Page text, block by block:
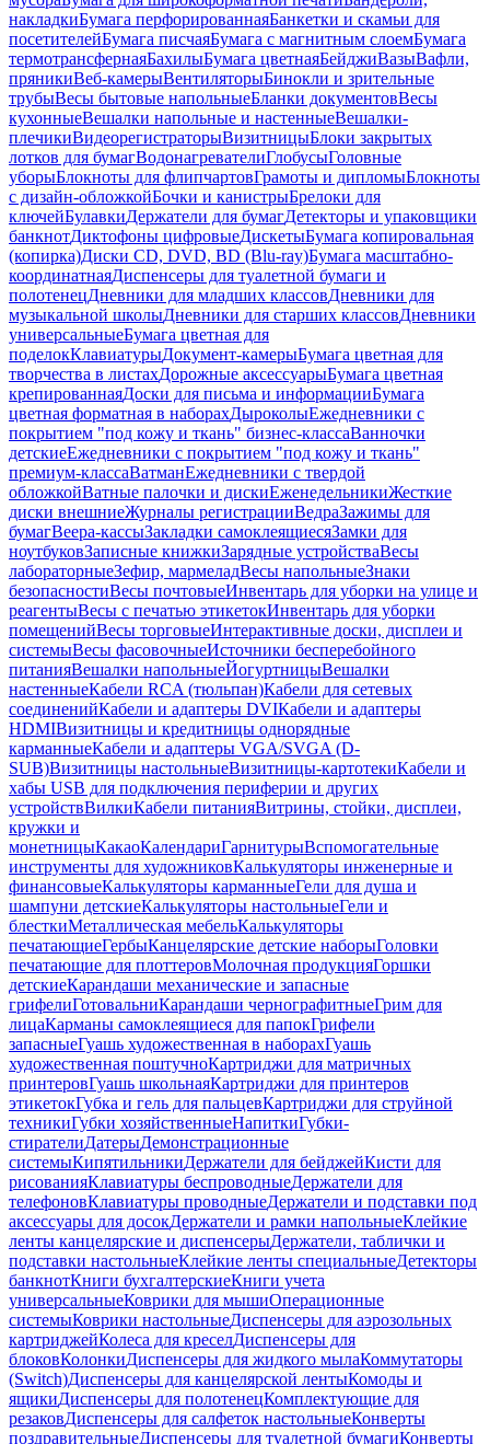
накладкиБумага перфорированнаяБанкетки и скамьи для
посетителейБумага писчаяБумага с магнитным слоемБумага
термотрансфернаяБахилыБумага цветнаяБейджиВазыВафли,
пряникиВеб-камерыВентиляторыБинокли и зрительные
трубыВесы бытовые напольныеБланки документовВесы
кухонныеВешалки напольные и настенныеВешалки-
плечикиВидеорегистраторыВизитницыБлоки закрытых
лотков для бумагВодонагревателиГлобусыГоловные
уборыБлокноты для флипчартовГрамоты и дипломыБлокноты
с дизайн-обложкойБочки и канистрыБрелоки для
ключейБулавкиДержатели для бумагДетекторы и упаковщики
банкнотДиктофоны цифровыеДискетыБумага копировальная
(копирка)Диски CD, DVD, BD (Blu-ray)Бумага масштабно-
координатнаяДиспенсеры для туалетной бумаги и
полотенецДневники для младших классовДневники для
музыкальной школыДневники для старших классовДневники
универсальныеБумага цветная для
поделокКлавиатурыДокумент-камерыБумага цветная для
творчества в листахДорожные аксессуарыБумага цветная
крепированнаяДоски для письма и информацииБумага
цветная форматная в наборахДыроколыЕжедневники с
покрытием "под кожу и ткань" бизнес-классаВанночки
детскиеЕжедневники с покрытием "под кожу и ткань"
премиум-классаВатманЕжедневники с твердой
обложкойВатные палочки и дискиЕженедельникиЖесткие
диски внешниеЖурналы регистрацииВедраЗажимы для
бумагВеера-кассыЗакладки самоклеящиесяЗамки для
ноутбуковЗаписные книжкиЗарядные устройстваВесы
лабораторныеЗефир, мармеладВесы напольныеЗнаки
безопасностиВесы почтовыеИнвентарь для уборки на улице и
реагентыВесы с печатью этикетокИнвентарь для уборки
помещенийВесы торговыеИнтерактивные доски, дисплеи и
системыВесы фасовочныеИсточники бесперебойного
питанияВешалки напольныеЙогуртницыВешалки
настенныеКабели RCA (тюльпан)Кабели для сетевых
соединенийКабели и адаптеры DVIКабели и адаптеры
HDMIВизитницы и кредитницы однорядные
карманныеКабели и адаптеры VGA/SVGA (D-
SUB)Визитницы настольныеВизитницы-картотекиКабели и
хабы USB для подключения периферии и других
устройствВилкиКабели питанияВитрины, стойки, дисплеи,
кружки и
монетницыКакаоКалендариГарнитурыВспомогательные
инструменты для художниковКалькуляторы инженерные и
финансовыеКалькуляторы карманныеГели для душа и
шампуни детскиеКалькуляторы настольныеГели и
блесткиМеталлическая мебельКалькуляторы
печатающиеГербыКанцелярские детские наборыГоловки
печатающие для плоттеровМолочная продукцияГоршки
детскиеКарандаши механические и запасные
грифелиГотовальниКарандаши чернографитныеГрим для
лицаКарманы самоклеящиеся для папокГрифели
запасныеГуашь художественная в наборахГуашь
художественная поштучноКартриджи для матричных
принтеровГуашь школьнаяКартриджи для принтеров
этикетокГубка и гель для пальцевКартриджи для струйной
техникиГубки хозяйственныеНапиткиГубки-
стирателиДатерыДемонстрационные
системыКипятильникиДержатели для бейджейКисти для
рисованияКлавиатуры беспроводныеДержатели для
телефоновКлавиатуры проводныеДержатели и подставки под
аксессуары для досокДержатели и рамки напольныеКлейкие
ленты канцелярские и диспенсерыДержатели, таблички и
подставки настольныеКлейкие ленты специальныеДетекторы
банкнотКниги бухгалтерскиеКниги учета
универсальныеКоврики для мышиОперационные
системыКоврики настольныеДиспенсеры для аэрозольных
картриджейКолеса для креселДиспенсеры для
блоковКолонкиДиспенсеры для жидкого мылаКоммутаторы
(Switch)Диспенсеры для канцелярской лентыКомоды и
ящикиДиспенсеры для полотенецКомплектующие для
резаковДиспенсеры для салфеток настольныеКонверты
поздравительныеДиспенсеры для туалетной бумагиКонверты